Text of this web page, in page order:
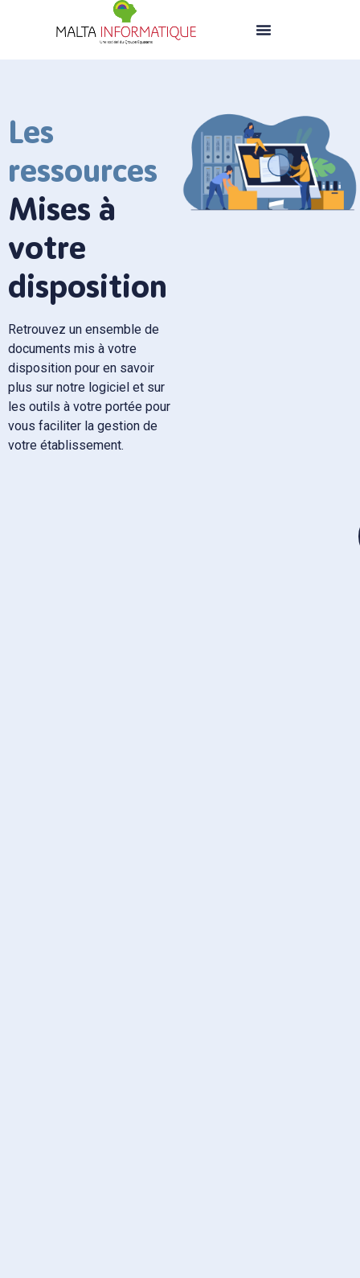
Les
ressources
Mises à
votre
disposition
Retrouvez un ensemble de
documents mis à votre
disposition pour en savoir
plus sur notre logiciel et sur
les outils à votre portée pour
vous faciliter la gestion de
votre établissement.